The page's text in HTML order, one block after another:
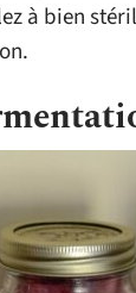
à bien